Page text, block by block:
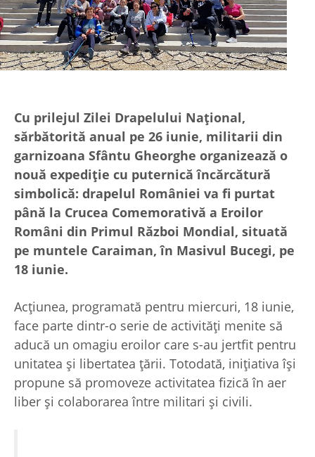
Cu prilejul Zilei Drapelului Național,
sărbătorită anual pe 26 iunie, militarii din
garnizoana Sfântu Gheorghe organizează o
nouă expediție cu puternică încărcătură
simbolică: drapelul României va fi purtat
până la Crucea Comemorativă a Eroilor
Români din Primul Război Mondial, situată
pe muntele Caraiman, în Masivul Bucegi, pe
18 iunie.
Acțiunea, programată pentru miercuri, 18 iunie,
face parte dintr-o serie de activități menite să
aducă un omagiu eroilor care s-au jertfit pentru
unitatea și libertatea țării. Totodată, inițiativa își
propune să promoveze activitatea fizică în aer
liber și colaborarea între militari și civili.